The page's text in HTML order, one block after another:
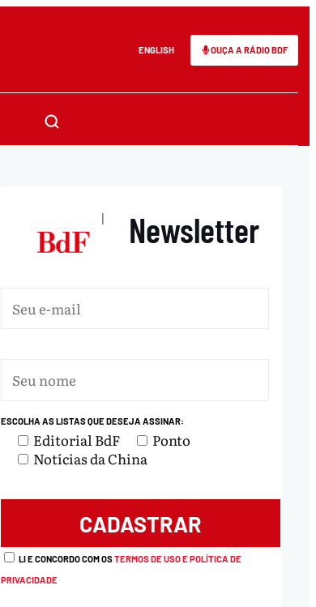
ENGLISH OUÇA A RÁDIO BDF
| Newsletter
ESCOLHA AS LISTAS QUE DESEJA ASSINAR:
Editorial BdF
Ponto
Notícias da China
LI E CONCORDO COM OSTERMOS DE USO E POLÍTICA DE
PRIVACIDADE